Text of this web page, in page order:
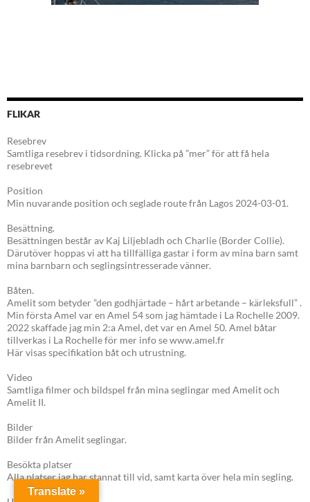
FLIKAR
Resebrev
Samtliga resebrev i tidsordning. Klicka på ”mer” för att få hela
resebrevet
Position
Min nuvarande position och seglade route från Lagos 2024-03-01.
Besättning.
Besättningen består av Kaj Liljebladh och Charlie (Border Collie).
Därutöver hoppas vi att ha tillfälliga gastar i form av mina barn samt
mina barnbarn och seglingsintresserade vänner.
Båten.
Amelit som betyder ”den godhjärtade – hårt arbetande – kärleksfull” .
Min första Amel var en Amel 54 som jag hämtade i La Rochelle 2009.
2022 skaffade jag min 2:a Amel, det var en Amel 50. Amel båtar
tillverkas i La Rochelle för mer info se www.amel.fr
Här visas specifikation båt och utrustning.
Video
Samtliga filmer och bildspel från mina seglingar med Amelit och
Amelit II.
Bilder
Bilder från Amelit seglingar.
Besökta platser
Alla platser jag har stannat till vid, samt karta över hela min segling.
Translate »